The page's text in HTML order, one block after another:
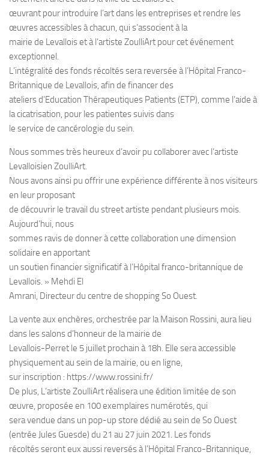
œuvrant pour introduire l’art dans les entreprises et rendre les
œuvres accessibles à chacun, qui s’associent à la
mairie de Levallois et à l’artiste ZoulliArt pour cet événement
exceptionnel.
L’intégralité des fonds récoltés sera reversée à l’Hôpital Franco-
Britannique de Levallois, afin de financer des
ateliers d’Education Thérapeutiques Patients (ETP), comme l’aide à
la cicatrisation, pour les patientes suivis dans
le service de cancérologie du sein.
Nous sommes très heureux d’avoir pu collaborer avec l’artiste
Levalloisien ZoulliArt.
Nous avons ainsi pu offrir une expérience différente à nos visiteurs
en leur proposant
de découvrir le travail du street artiste pendant plusieurs mois.
Aujourd’hui, nous
sommes ravis de donner à cette collaboration une dimension
solidaire en apportant
un soutien financier significatif à l’Hôpital franco-britannique de
Levallois. » Mehdi El
Amrani, Directeur du centre de shopping So Ouest.
La vente aux enchères, orchestrée par la Maison Rossini, aura lieu
dans les salons d’honneur de la mairie de
Levallois-Perret le 5 juillet prochain à 18h. Elle sera accessible
physiquement au sein de la mairie, ou en ligne,
sur inscription : https://www.rossini.fr/
De plus, L’artiste ZoulliArt réalisera une édition limitée de son
œuvre, proposée en 100 exemplaires numérotés, qui
sera vendue dans un pop-up store dédié au sein de So Ouest
(entrée Jules Guesde) du 21 au 27 juin 2021. Les fonds
récoltés seront eux aussi reversés à l’Hôpital Franco-Britannique,